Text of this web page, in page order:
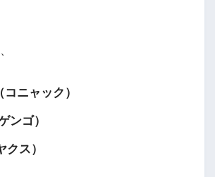
ニャック）
ンゴ）
クス）